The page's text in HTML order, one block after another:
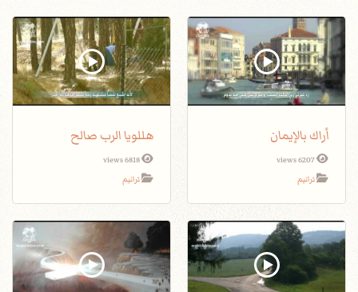
أراك بالإيمان
6207 views
ترانيم
هللويا الرب صالح
6818 views
ترانيم